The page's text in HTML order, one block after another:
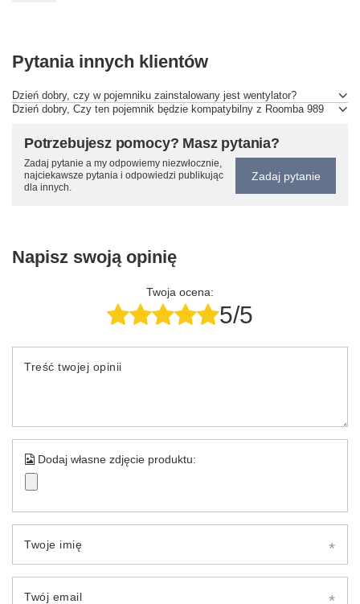
Pytania innych klientów
Dzień dobry, czy w pojemniku zainstalowany jest wentylator?
Dzień dobry, Czy ten pojemnik będzie kompatybilny z Roomba 989
Potrzebujesz pomocy? Masz pytania?
Zadaj pytanie a my odpowiemy niezwłocznie,
najciekawsze pytania i odpowiedzi publikując
dla innych.
Zadaj pytanie
Napisz swoją opinię
Twoja ocena:
5/5
Treść twojej opinii
Dodaj własne zdjęcie produktu:
Twoje imię
Twój email